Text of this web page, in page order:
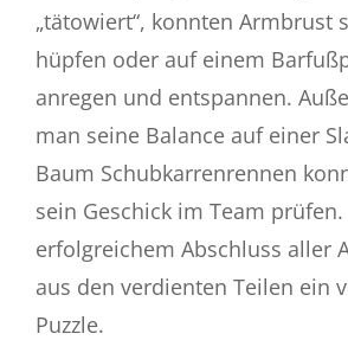
„tätowiert“, konnten Armbrust
hüpfen oder auf einem
anregen und entspannen.
man seine Balance auf einer
Baum Schubkarrenrennen
sein Geschick im Team
erfolgreichem Abschluss aller
aus den verdienten Teilen ein
Puzzle.